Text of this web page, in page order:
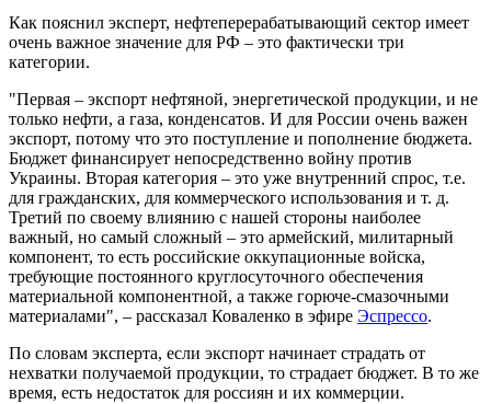
Как пояснил эксперт, нефтеперерабатывающий сектор имеет
очень важное значение для РФ – это фактически три
категории.
"Первая – экспорт нефтяной, энергетической продукции, и не
только нефти, а газа, конденсатов. И для России очень важен
экспорт, потому что это поступление и пополнение бюджета.
Бюджет финансирует непосредственно войну против
Украины. Вторая категория – это уже внутренний спрос, т.е.
для гражданских, для коммерческого использования и т. д.
Третий по своему влиянию с нашей стороны наиболее
важный, но самый сложный – это армейский, милитарный
компонент, то есть российские оккупационные войска,
требующие постоянного круглосуточного обеспечения
материальной компонентной, а также горюче-смазочными
материалами", – рассказал Коваленко в эфире Эспрессо.
По словам эксперта, если экспорт начинает страдать от
нехватки получаемой продукции, то страдает бюджет. В то же
время, есть недостаток для россиян и их коммерции.